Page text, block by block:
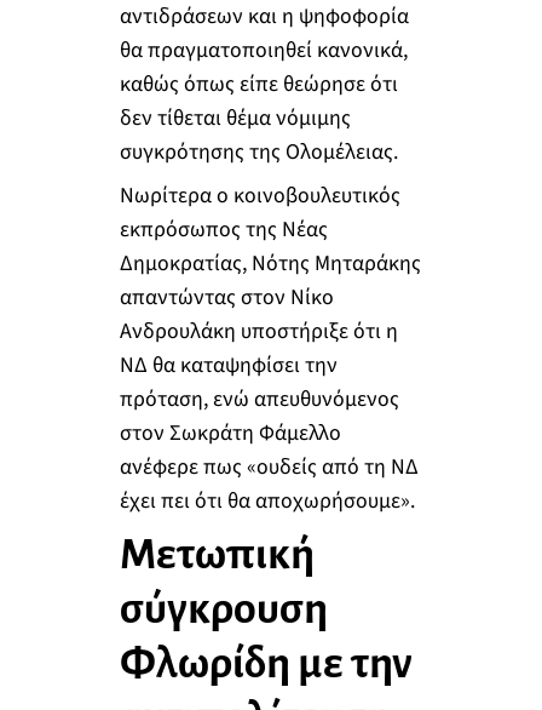
αντιδράσεων και η ψηφοφορία
θα πραγματοποιηθεί κανονικά,
καθώς όπως είπε θεώρησε ότι
δεν τίθεται θέμα νόμιμης
συγκρότησης της Ολομέλειας.
Νωρίτερα ο κοινοβουλευτικός
εκπρόσωπος της Νέας
Δημοκρατίας, Νότης Μηταράκης
απαντώντας στον Νίκο
Ανδρουλάκη υποστήριξε ότι η
ΝΔ θα καταψηφίσει την
πρόταση, ενώ απευθυνόμενος
στον Σωκράτη Φάμελλο
ανέφερε πως «ουδείς από τη ΝΔ
έχει πει ότι θα αποχωρήσουμε».
Μετωπική
σύγκρουση
Φλωρίδη με την